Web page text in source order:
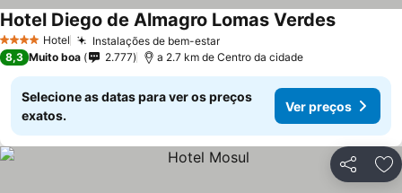
4 EstrelasHotel Instalações de bem-estarVer preços
Hotel Diego de Almagro Lomas VerdesVer
8,3 Muito boa 2.777 a 2.7 km de Centro da cidade
Selecione as datas para ver os preços
exatos.
Ver preços
Partilhar